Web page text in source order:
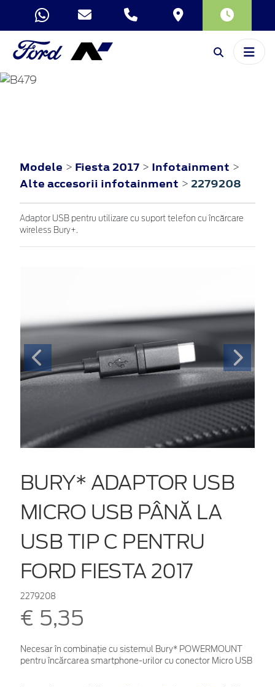
Modele > Fiesta 2017 > Infotainment >
Alte accesorii infotainment > 2279208
Adaptor USB pentru utilizare cu suport telefon cu încărcare
wireless Bury+.
BURY* ADAPTOR USB
MICRO USB PÂNĂ LA
USB TIP C PENTRU
FORD FIESTA 2017
2279208
€ 5,35
Necesar în combinație cu sistemul Bury* POWERMOUNT
pentru încărcarea smartphone-urilor cu conector Micro USB